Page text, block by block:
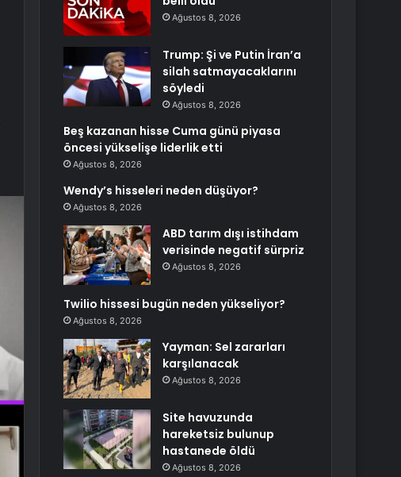
Ağustos 8, 2026
Trump: Şi ve Putin İran’a
silah satmayacaklarını
söyledi
Ağustos 8, 2026
Beş kazanan hisse Cuma günü piyasa
öncesi yükselişe liderlik etti
Ağustos 8, 2026
Wendy’s hisseleri neden düşüyor?
Ağustos 8, 2026
ABD tarım dışı istihdam
verisinde negatif sürpriz
Ağustos 8, 2026
Twilio hissesi bugün neden yükseliyor?
Ağustos 8, 2026
Yayman: Sel zararları
karşılanacak
Ağustos 8, 2026
Site havuzunda
hareketsiz bulunup
hastanede öldü
Ağustos 8, 2026